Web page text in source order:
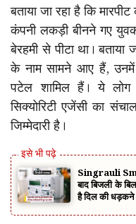
बताया जा रहा है कि
कंपनी लकड़ी बीनने गए
बेरहमी से पीटा था। बताया
के नाम सामने आए हैं, उनमें
पटेल शामिल हैं। ये लोग
सिक्योरिटी एजेंसी का
जिम्मेदारी है।
Singrauli
बाद बिजली के
है दिल की धड़कने